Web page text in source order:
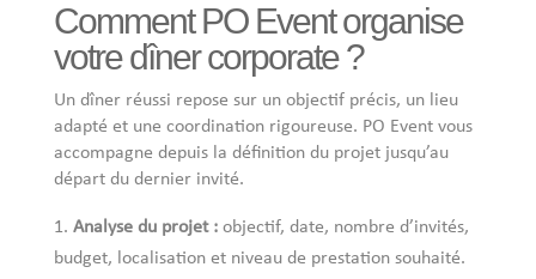
Comment PO Event organise
votre dîner corporate ?
Un dîner réussi repose sur un objectif précis, un lieu
adapté et une coordination rigoureuse. PO Event vous
accompagne depuis la définition du projet jusqu’au
départ du dernier invité.
Analyse du projet :objectif, date, nombre d’invités,
budget, localisation et niveau de prestation souhaité.